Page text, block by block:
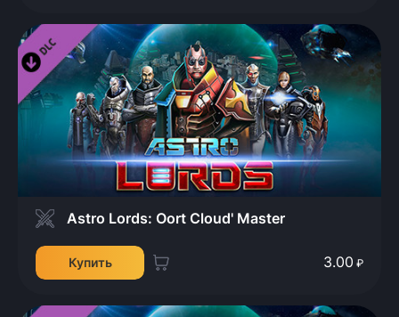
Astro Lords: Oort Cloud' Master
Купить 3.00 ₽